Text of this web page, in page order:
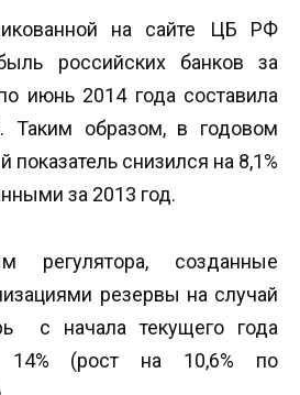
на сайте ЦБ РФ
российских банков за
июнь 2014 года составила
Таким образом, в годовом
снизился на 8,1%
за 2013 год.
регулятора, созданные
резервы на случай
с начала текущего года
14% (рост на 10,6% по